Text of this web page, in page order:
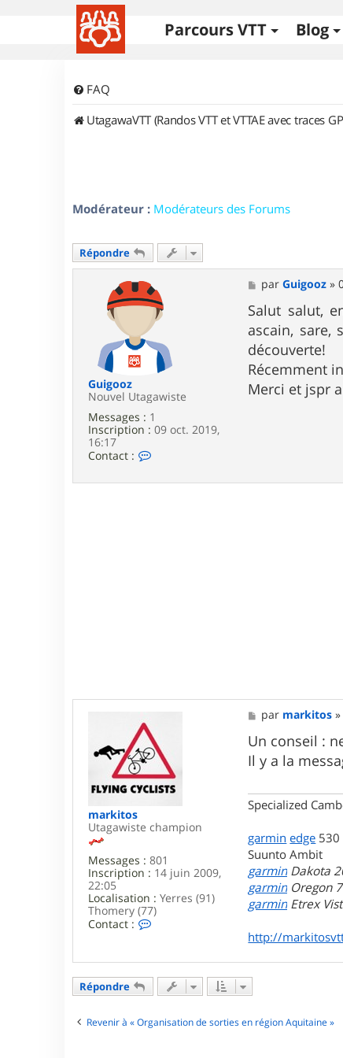
Parcours VTT Blog
FAQ
UtagawaVTT (Randos VTT et VTTAE avec traces
Modérateur : Modérateurs des Forums
Répondre
Guigooz
Nouvel Utagawiste
Messages : 1
Inscription : 09 oct. 2019,
16:17
Contact :
M
e
s
s
a
g
e
parGuigooz »
Salut salut,
ascain, sare,
découverte!
Récemment
Merci et jspr
markitos
Utagawiste champion
Messages : 801
Inscription : 14 juin 2009,
22:05
Localisation : Yerres (91)
Thomery (77)
Contact :
t
t
r
M
e
s
s
a
par markitos »
Un conseil :
Il y a la
Specialized
garmin edge 530
Suunto Ambit
garmin Dakota
garmin Oregon
garmin Etrex
http://
Répondre
Revenir à « Organisation de sorties en région Aquitaine »